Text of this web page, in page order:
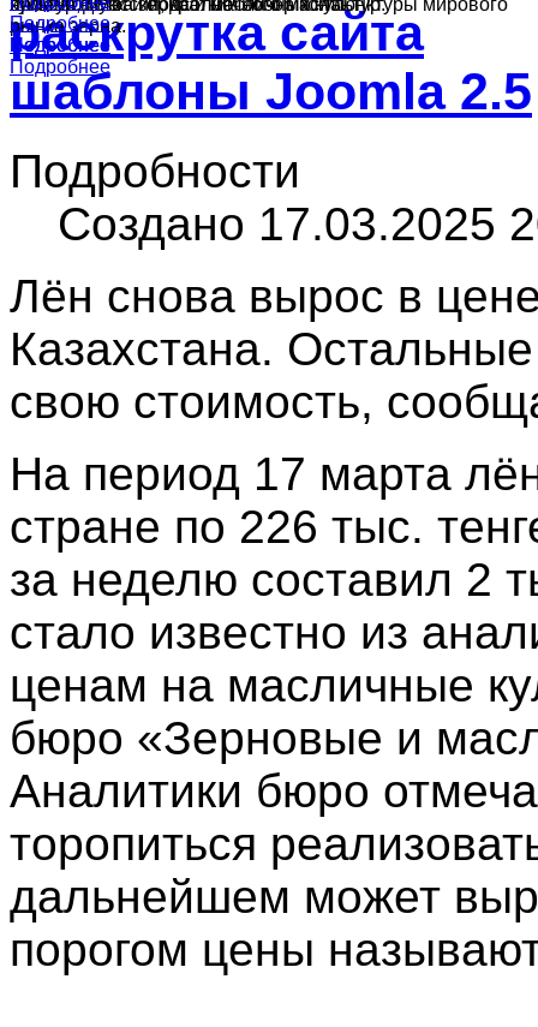
культур в России, краткий обзор конъюнктуры мирового
рынка зерна.
Подробнее
ячменя, муки и подсолнечного масла.
Подробнее
производства зерна и масличных культур.
Подробнее
Подробнее
раскрутка сайта
шаблоны Joomla 2.5
Подробности
Создано 17.03.2025
Лён снова вырос в
Казахстана.
свою стоимость,
На период 17 марта
стране по 226 тыс.
за неделю составил 2
стало известно из
ценам на масличные
бюро «Зерновые и
Аналитики бюро
торопиться
дальнейшем может
порогом цены